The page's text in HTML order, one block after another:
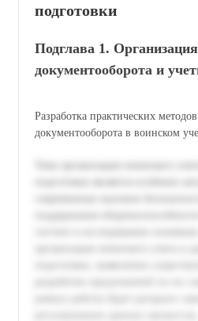
подготовки
Подглава 1. Организация
документооборота и
Разработка практических
документооборота в воинском